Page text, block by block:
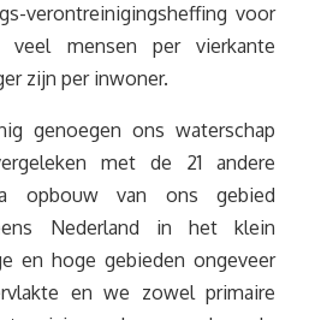
verontreinigingsheffing voor
veel mensen per vierkante
zijn per inwoner.
genoegen ons waterschap
met de 21 andere
opbouw van ons gebied
Nederland in het klein
en hoge gebieden ongeveer
en we zowel primaire